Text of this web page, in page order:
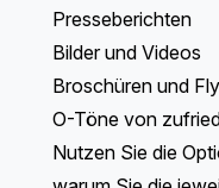
Presseberichten
Bilder und Videos
Broschüren und
O-Töne von
Nutzen Sie die